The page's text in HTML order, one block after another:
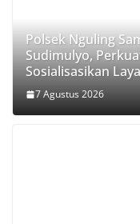
Polsek Nguling
Sudimulyo,
Sosialisasikan
7 Agustus 2026